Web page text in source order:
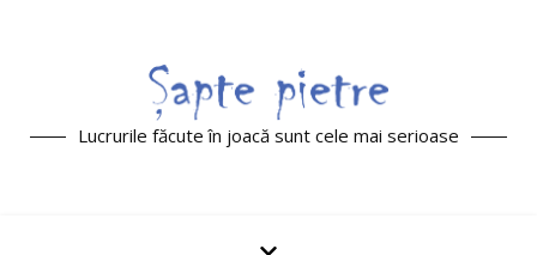
Lucrurile făcute în joacă sunt cele mai serioase